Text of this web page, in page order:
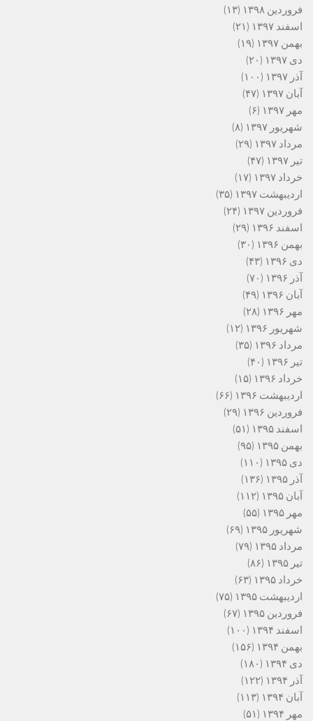
فروردین ۱۳۹۸
(۱۳)
اسفند ۱۳۹۷
(۲۱)
بهمن ۱۳۹۷
(۱۹)
دی ۱۳۹۷
(۲۰)
آذر ۱۳۹۷
(۱۰۰)
آبان ۱۳۹۷
(۴۷)
مهر ۱۳۹۷
(۶)
شهریور ۱۳۹۷
(۸)
مرداد ۱۳۹۷
(۲۹)
تیر ۱۳۹۷
(۴۷)
خرداد ۱۳۹۷
(۱۷)
اردیبهشت ۱۳۹۷
(۳۵)
فروردین ۱۳۹۷
(۲۴)
اسفند ۱۳۹۶
(۲۹)
بهمن ۱۳۹۶
(۳۰)
دی ۱۳۹۶
(۴۳)
آذر ۱۳۹۶
(۷۰)
آبان ۱۳۹۶
(۴۹)
مهر ۱۳۹۶
(۲۸)
شهریور ۱۳۹۶
(۱۲)
مرداد ۱۳۹۶
(۳۵)
تیر ۱۳۹۶
(۴۰)
خرداد ۱۳۹۶
(۱۵)
اردیبهشت ۱۳۹۶
(۶۶)
فروردین ۱۳۹۶
(۲۹)
اسفند ۱۳۹۵
(۵۱)
بهمن ۱۳۹۵
(۹۵)
دی ۱۳۹۵
(۱۱۰)
آذر ۱۳۹۵
(۱۳۶)
آبان ۱۳۹۵
(۱۱۲)
مهر ۱۳۹۵
(۵۵)
شهریور ۱۳۹۵
(۶۹)
مرداد ۱۳۹۵
(۷۹)
تیر ۱۳۹۵
(۸۶)
خرداد ۱۳۹۵
(۶۳)
اردیبهشت ۱۳۹۵
(۷۵)
فروردین ۱۳۹۵
(۶۷)
اسفند ۱۳۹۴
(۱۰۰)
بهمن ۱۳۹۴
(۱۵۶)
دی ۱۳۹۴
(۱۸۰)
آذر ۱۳۹۴
(۱۲۲)
آبان ۱۳۹۴
(۱۱۳)
مهر ۱۳۹۴
(۵۱)